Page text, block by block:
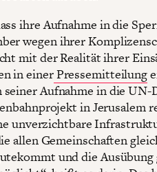
ihre Aufnahme in die
wegen ihrer
mit der Realität ihrer
in einerPressemitteilung
seiner Aufnahme in die
in Jerusalem
unverzichtbare
allen Gemeinschaften
und die